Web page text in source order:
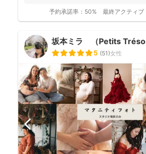
予約承諾率： 50% 最終アクティブ
坂本ミラ （Petits
5 (51)女性